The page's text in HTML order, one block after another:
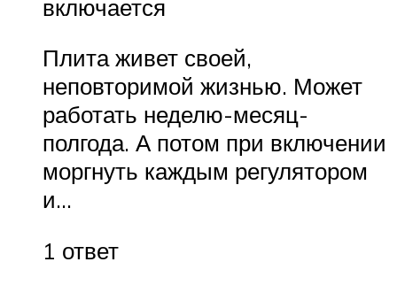
включается
Плита живет своей,
неповторимой жизнью. Может
работать неделю-месяц-
полгода. А потом при включении
моргнуть каждым регулятором
и…
1 ответ